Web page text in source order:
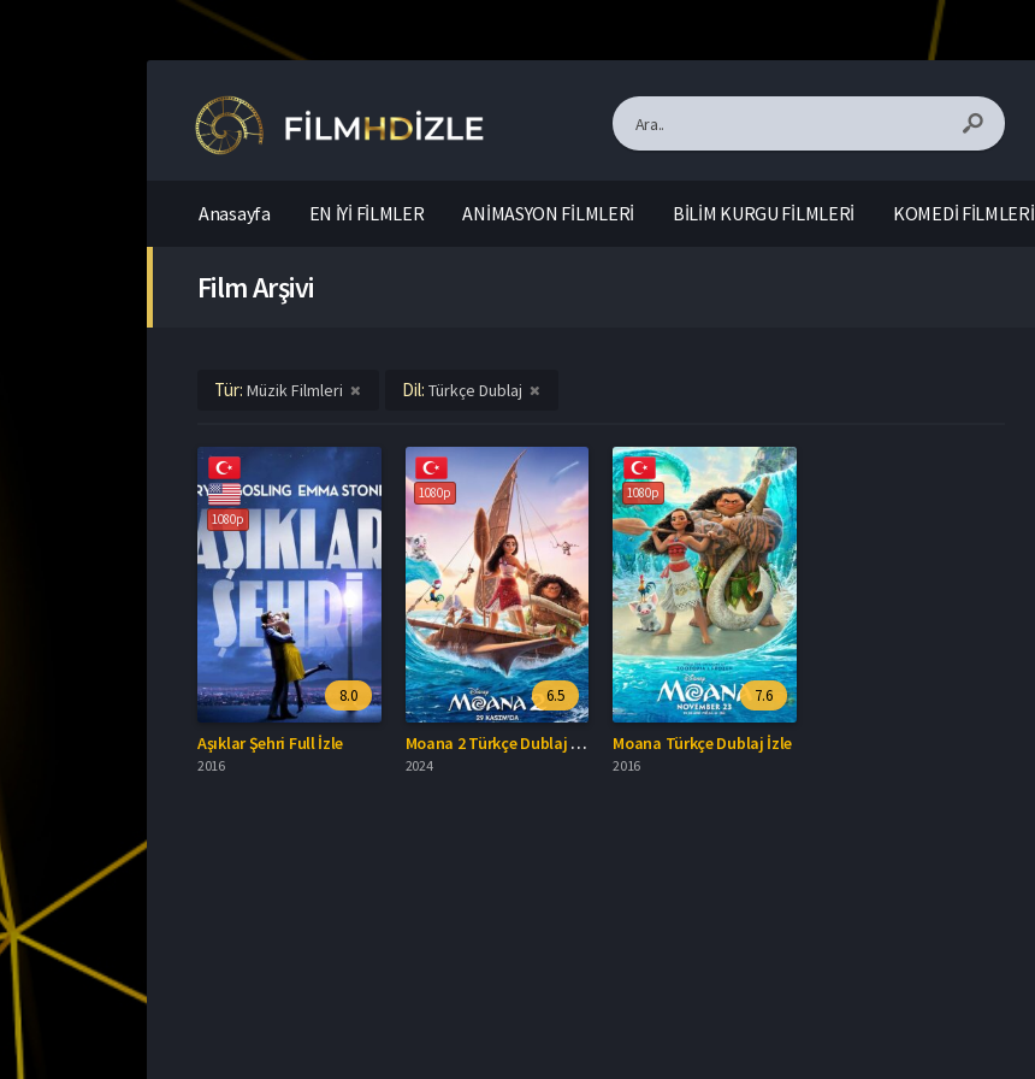
Anasayfa EN İYİ FİLMLER ANİMASYON FİLMLERİ BİLİM KURGU FİLMLERİ KOMEDİ FİLMLERİ
Film Arşivi
Tür: Müzik Filmleri Dil: Türkçe Dublaj
1080p
8.0
Aşıklar Şehri Full İzle
2016
1080p
6.5
Moana 2 Türkçe Dublaj İzle
2024
1080p
7.6
Moana Türkçe Dublaj İzle
2016